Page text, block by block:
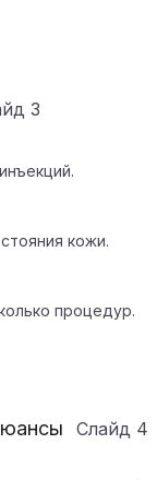
3
кожи.
процедур.
Слайд 4